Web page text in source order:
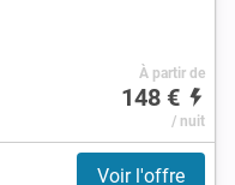
À partir de
148 €
/ nuit
Voir l'offre